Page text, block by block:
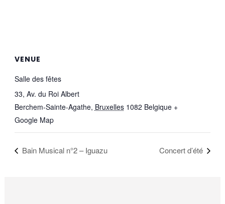
VENUE
Salle des fêtes
33, Av. du Roi Albert
Berchem-Sainte-Agathe, Bruxelles 1082 Belgique +
Google Map
Bain Musical n°2 – Iguazu Concert d’été